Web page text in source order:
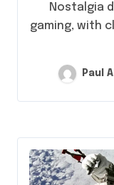
Nostalgia drives a resurgence in retro
gaming, with
Paul